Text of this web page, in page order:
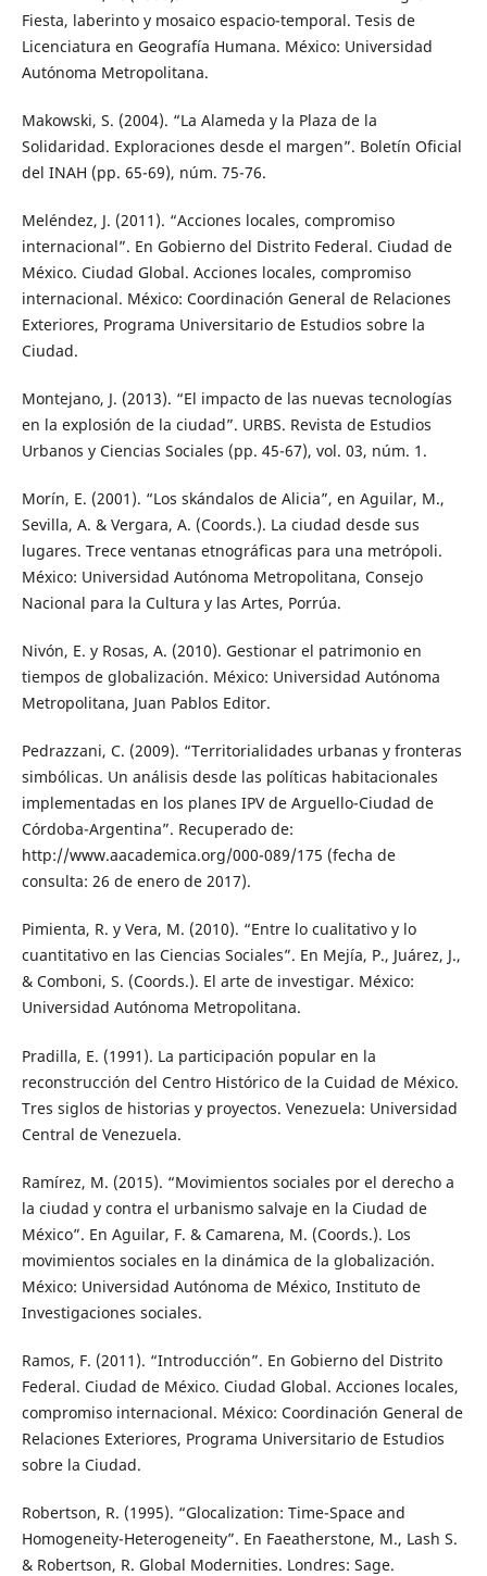
Fiesta, laberinto y mosaico espacio-temporal. Tesis de
Licenciatura en Geografía Humana. México: Universidad
Autónoma Metropolitana.
Makowski, S. (2004). “La Alameda y la Plaza de la
Solidaridad. Exploraciones desde el margen”. Boletín Oficial
del INAH (pp. 65-69), núm. 75-76.
Meléndez, J. (2011). “Acciones locales, compromiso
internacional”. En Gobierno del Distrito Federal. Ciudad de
México. Ciudad Global. Acciones locales, compromiso
internacional. México: Coordinación General de Relaciones
Exteriores, Programa Universitario de Estudios sobre la
Ciudad.
Montejano, J. (2013). “El impacto de las nuevas tecnologías
en la explosión de la ciudad”. URBS. Revista de Estudios
Urbanos y Ciencias Sociales (pp. 45-67), vol. 03, núm. 1.
Morín, E. (2001). “Los skándalos de Alicia”, en Aguilar, M.,
Sevilla, A. & Vergara, A. (Coords.). La ciudad desde sus
lugares. Trece ventanas etnográficas para una metrópoli.
México: Universidad Autónoma Metropolitana, Consejo
Nacional para la Cultura y las Artes, Porrúa.
Nivón, E. y Rosas, A. (2010). Gestionar el patrimonio en
tiempos de globalización. México: Universidad Autónoma
Metropolitana, Juan Pablos Editor.
Pedrazzani, C. (2009). “Territorialidades urbanas y fronteras
simbólicas. Un análisis desde las políticas habitacionales
implementadas en los planes IPV de Arguello-Ciudad de
Córdoba-Argentina”. Recuperado de:
http://www.aacademica.org/000-089/175 (fecha de
consulta: 26 de enero de 2017).
Pimienta, R. y Vera, M. (2010). “Entre lo cualitativo y lo
cuantitativo en las Ciencias Sociales”. En Mejía, P., Juárez, J.,
& Comboni, S. (Coords.). El arte de investigar. México:
Universidad Autónoma Metropolitana.
Pradilla, E. (1991). La participación popular en la
reconstrucción del Centro Histórico de la Cuidad de México.
Tres siglos de historias y proyectos. Venezuela: Universidad
Central de Venezuela.
Ramírez, M. (2015). “Movimientos sociales por el derecho a
la ciudad y contra el urbanismo salvaje en la Ciudad de
México”. En Aguilar, F. & Camarena, M. (Coords.). Los
movimientos sociales en la dinámica de la globalización.
México: Universidad Autónoma de México, Instituto de
Investigaciones sociales.
Ramos, F. (2011). “Introducción”. En Gobierno del Distrito
Federal. Ciudad de México. Ciudad Global. Acciones locales,
compromiso internacional. México: Coordinación General de
Relaciones Exteriores, Programa Universitario de Estudios
sobre la Ciudad.
Robertson, R. (1995). “Glocalization: Time-Space and
Homogeneity-Heterogeneity”. En Faeatherstone, M., Lash S.
& Robertson, R. Global Modernities. Londres: Sage.